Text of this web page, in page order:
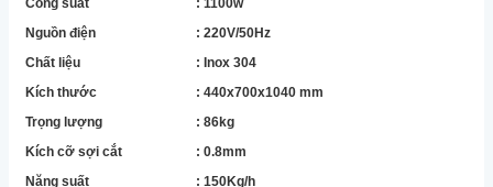
Nguồn điện
: 220V/50Hz
Chất liệu
: Inox 304
Kích thước
: 440x700x1040 mm
Trọng lượng
: 86kg
Kích cỡ sợi cắt
: 0.8mm
Năng suất
: 150Kg/h